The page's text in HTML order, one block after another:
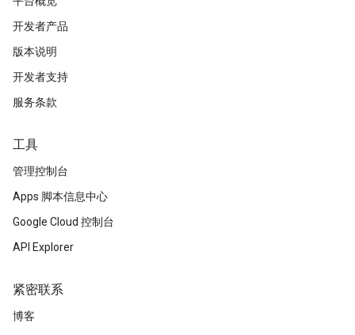
开发者产品
版本说明
开发者支持
服务条款
工具
管理控制台
Apps 脚本信息中心
Google Cloud 控制台
API Explorer
紧密联系
博客